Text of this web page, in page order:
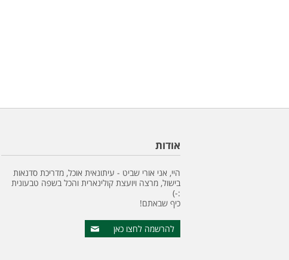
אודות
היי, אני אורי שביט - עיתונאית אוכל, מדריכת סדנאות
בישול, מרצה ויועצת קולינארית והכל בשפה טבעונית
:-)
כיף שבאתם!
להרשמה לחצו כאן